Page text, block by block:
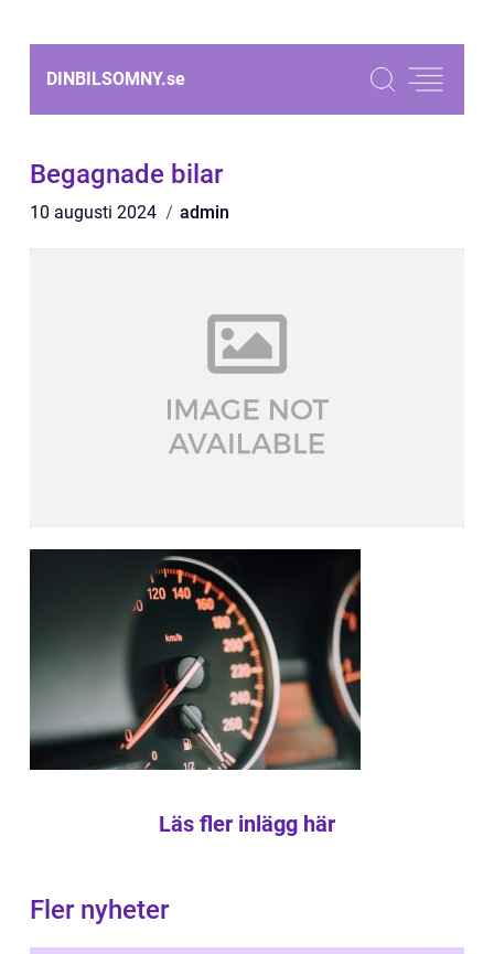
DINBILSOMNY.se
Begagnade bilar
10 augusti 2024 admin
Läs fler inlägg här
Fler nyheter